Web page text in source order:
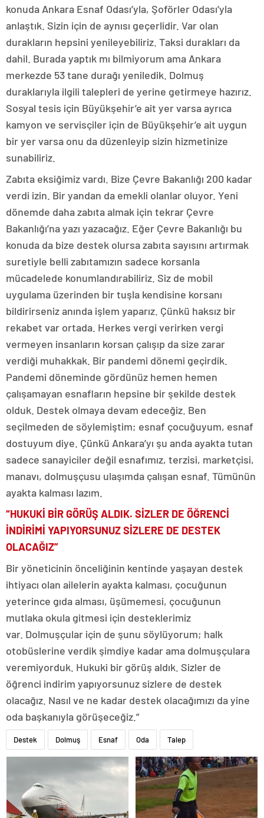
konuda Ankara Esnaf Odası’yla, Şoförler Odası’yla
anlaştık. Sizin için de aynısı geçerlidir. Var olan
durakların hepsini yenileyebiliriz. Taksi durakları da
dahil. Burada yaptık mı bilmiyorum ama Ankara
merkezde 53 tane durağı yeniledik. Dolmuş
duraklarıyla ilgili talepleri de yerine getirmeye hazırız.
Sosyal tesis için Büyükşehir’e ait yer varsa ayrıca
kamyon ve servisçiler için de Büyükşehir’e ait uygun
bir yer varsa onu da düzenleyip sizin hizmetinize
sunabiliriz.
Zabıta eksiğimiz vardı. Bize Çevre Bakanlığı 200 kadar
verdi izin. Bir yandan da emekli olanlar oluyor. Yeni
dönemde daha zabıta almak için tekrar Çevre
Bakanlığı’na yazı yazacağız. Eğer Çevre Bakanlığı bu
konuda da bize destek olursa zabıta sayısını artırmak
suretiyle belli zabıtamızın sadece korsanla
mücadelede konumlandırabiliriz. Siz de mobil
uygulama üzerinden bir tuşla kendisine korsanı
bildirirseniz anında işlem yaparız. Çünkü haksız bir
rekabet var ortada. Herkes vergi verirken vergi
vermeyen insanların korsan çalışıp da size zarar
verdiği muhakkak. Bir pandemi dönemi geçirdik.
Pandemi döneminde gördünüz hemen hemen
çalışamayan esnafların hepsine bir şekilde destek
olduk. Destek olmaya devam edeceğiz. Ben
seçilmeden de söylemiştim; esnaf çocuğuyum, esnaf
dostuyum diye. Çünkü Ankara’yı şu anda ayakta tutan
sadece sanayiciler değil esnafımız, terzisi, marketçisi,
manavı, dolmuşçusu ulaşımda çalışan esnaf. Tümünün
ayakta kalması lazım.
“HUKUKİ BİR GÖRÜŞ ALDIK. SİZLER DE ÖĞRENCİ
İNDİRİMİ YAPIYORSUNUZ SİZLERE DE DESTEK
OLACAĞIZ”
Bir yöneticinin önceliğinin kentinde yaşayan destek
ihtiyacı olan ailelerin ayakta kalması, çocuğunun
yeterince gıda alması, üşümemesi, çocuğunun
mutlaka okula gitmesi için desteklerimiz
var. Dolmuşçular için de şunu söylüyorum; halk
otobüslerine verdik şimdiye kadar ama dolmuşçulara
veremiyorduk. Hukuki bir görüş aldık. Sizler de
öğrenci indirim yapıyorsunuz sizlere de destek
olacağız. Nasıl ve ne kadar destek olacağımızı da yine
oda başkanıyla görüşeceğiz.”
Destek Dolmuş Esnaf Oda Talep